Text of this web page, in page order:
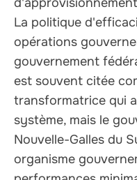
La politique
opérations
gouvernement
est souvent citée
transformatrice qui
système, mais le
Nouvelle-Galles du
organisme